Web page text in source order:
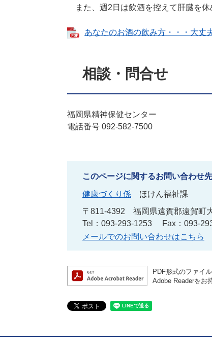
また、週2日は飲酒を控えて肝臓を休
あなたのお酒の飲み方・・・大丈
相談・問合せ
福岡県精神保健センター
電話番号 092-582-7500
このページに関するお問い合わせ先
健康づくり係
ほけん福祉課
〒811-4392
福岡県遠賀郡遠賀町
Tel：093-293-1253
Fax：093-
メールでのお問い合わせはこちら
PDF形式のファイ
Adobe Readerをお